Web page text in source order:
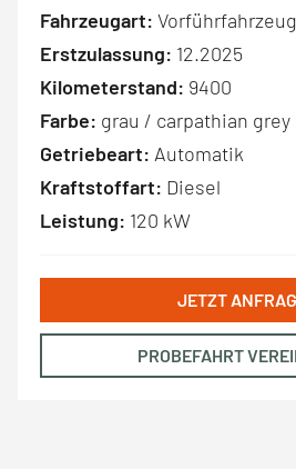
Fahrzeugart: Vorführfahrzeug
Erstzulassung: 12.2025
Kilometerstand: 9400
Farbe: grau / carpathian grey
Getriebeart: Automatik
Kraftstoffart: Diesel
Leistung: 120 kW
JETZT
PROBEFAHRT